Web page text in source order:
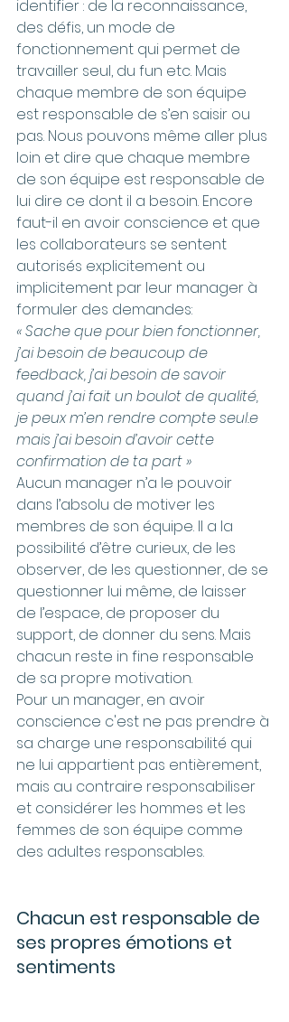
identifier : de la reconnaissance,
des défis, un mode de
fonctionnement qui permet de
travailler seul, du fun etc. Mais
chaque membre de son équipe
est responsable de s’en saisir ou
pas. Nous pouvons même aller plus
loin et dire que chaque membre
de son équipe est responsable de
lui dire ce dont il a besoin. Encore
faut-il en avoir conscience et que
les collaborateurs se sentent
autorisés explicitement ou
implicitement par leur manager à
formuler des demandes:
« Sache que pour bien fonctionner,
j’ai besoin de beaucoup de
feedback, j’ai besoin de savoir
quand j’ai fait un boulot de qualité,
je peux m’en rendre compte seul.e
mais j’ai besoin d’avoir cette
confirmation de ta part »
Aucun manager n’a le pouvoir
dans l’absolu de motiver les
membres de son équipe. Il a la
possibilité d’être curieux, de les
observer, de les questionner, de se
questionner lui même, de laisser
de l’espace, de proposer du
support, de donner du sens. Mais
chacun reste in fine responsable
de sa propre motivation.
Pour un manager, en avoir
conscience c'est ne pas prendre à
sa charge une responsabilité qui
ne lui appartient pas entièrement,
mais au contraire responsabiliser
et considérer les hommes et les
femmes de son équipe comme
des adultes responsables.
Chacun est responsable de
ses propres émotions et
sentiments